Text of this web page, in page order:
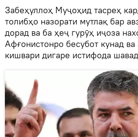
Забеҳуллоҳ Муҷоҳид тасреҳ
толибҳо назорати мутлақ бар
дорад ва ба ҳеҷ гурӯҳ иҷоза
Афғонистонро бесубот кунад
кишвари дигаре истифода